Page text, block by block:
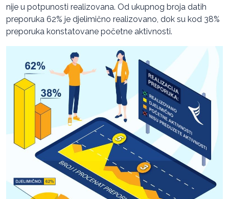
nije u potpunosti realizovana. Od ukupnog broja datih
preporuka 62% je djelimično realizovano, dok su kod 38%
preporuka konstatovane početne aktivnosti.